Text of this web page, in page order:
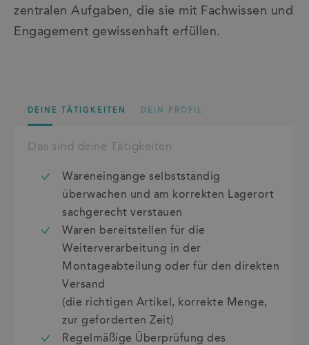
zentralen Aufgaben, die sie mit Fachwissen und
Engagement gewissenhaft erfüllen.
DEINE TÄTIGKEITEN DEIN PROFIL
Das sind deine Tätigkeiten
Wareneingänge selbstständig
überwachen und am korrekten Lagerort
sachgerecht verstauen
Waren bereitstellen für die
Weiterverarbeitung in der
Montageabteilung oder für den direkten
Versand
(die richtigen Artikel, korrekte Menge,
zur geforderten Zeit)
Regelmäßige Überprüfung des